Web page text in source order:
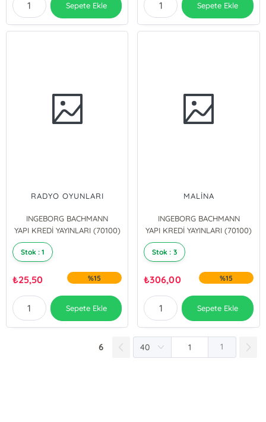
Sepete Ekle Sepete Ekle
RADYO OYUNLARI
INGEBORG BACHMANN
YAPI KREDİ YAYINLARI (70100)
Stok : 1
₺25,50 %15
Sepete Ekle
MALİNA
INGEBORG BACHMANN
YAPI KREDİ YAYINLARI (70100)
Stok : 3
₺306,00 %15
Sepete Ekle
6 1